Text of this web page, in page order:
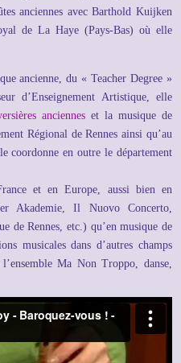
anciennes avec Barthold Kuijken
de La Haye (Pays-Bas) où elle
ancienne, du « Teacher Degree »
d’Enseignement Artistique, elle
anciennes et la musique de
Régional de Rennes ainsi qu’au
coordonne en outre le département
et en Europe, aussi bien en
Akademie, Il Nuovo Concerto,
de Rennes, etc.) qu’en musique de
musicales dans d’autres champs
Ma Non Troppo, danse,